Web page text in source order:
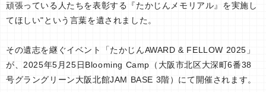
頑張っている人たちを表彰する『たかじんメモリアル』を実施し
てほしい"という言葉を遺されました。
その遺志を継ぐイベント「たかじんAWARD & FELLOW 2025」
が、2025年5月25日Blooming Camp（大阪市北区大深町6番38
号グラングリーン大阪北館JAM BASE 3階）にて開催されます。